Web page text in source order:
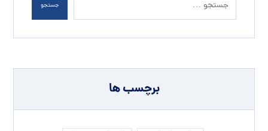
جستجو
برچسب ها